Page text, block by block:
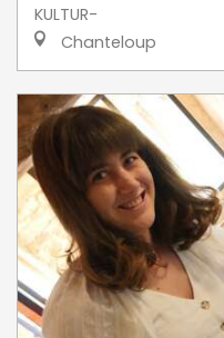
KULTUR-
Chanteloup